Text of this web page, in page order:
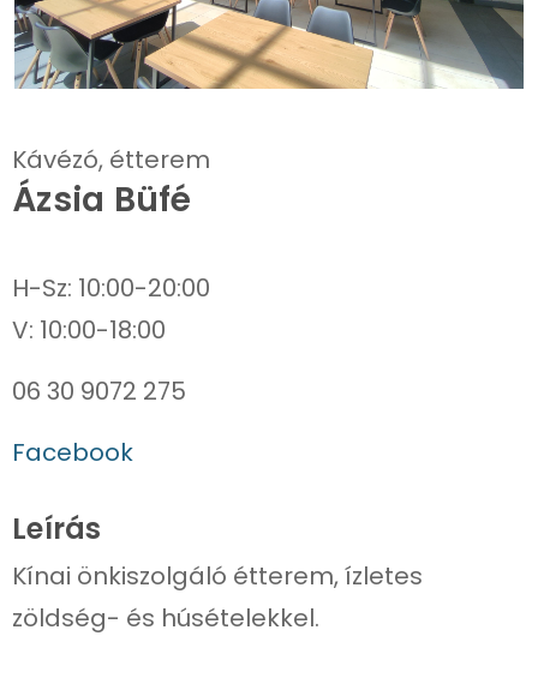
Kávézó, étterem
Ázsia Büfé
H-Sz: 10:00-20:00
06 30 9072 275
Facebook
Leírás
Kínai önkiszolgáló étterem, ízletes
zöldség- és húsételekkel.